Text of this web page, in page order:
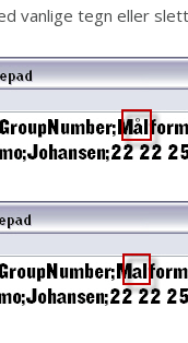
vanlige tegn eller